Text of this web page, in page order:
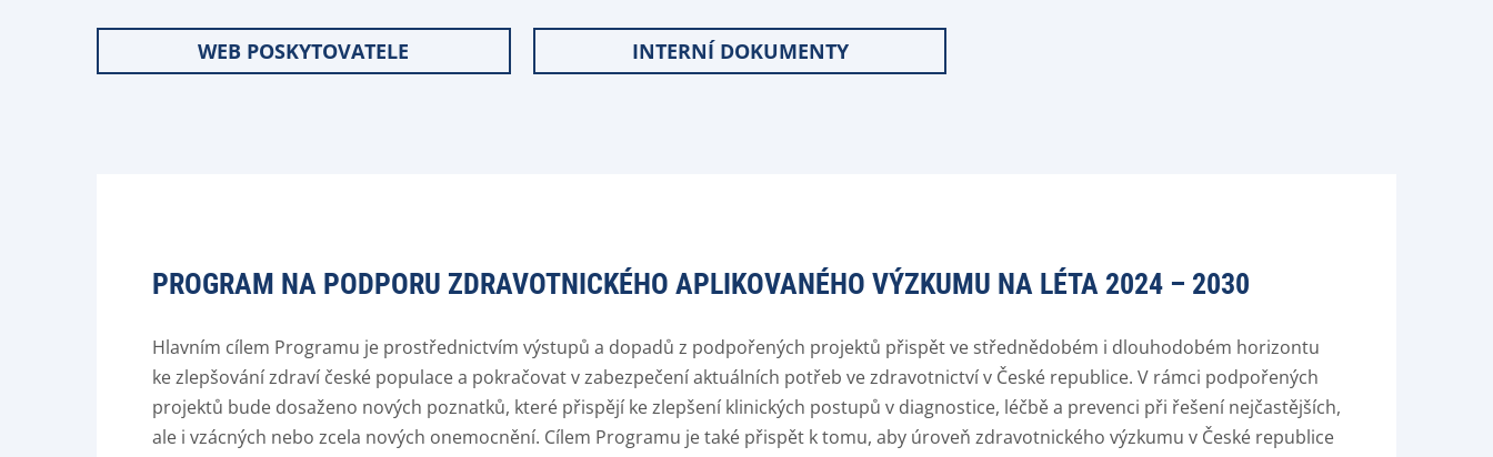
WEB POSKYTOVATELE INTERNÍ DOKUMENTY
PROGRAM NA PODPORU ZDRAVOTNICKÉHO APLIKOVANÉHO VÝZKUMU NA LÉTA 2024 – 2030
Hlavním cílem Programu je prostřednictvím výstupů a dopadů z podpořených projektů přispět ve střednědobém i dlouhodobém horizontu
ke zlepšování zdraví české populace a pokračovat v zabezpečení aktuálních potřeb ve zdravotnictví v České republice. V rámci podpořených
projektů bude dosaženo nových poznatků, které přispějí ke zlepšení klinických postupů v diagnostice, léčbě a prevenci při řešení nejčastějších,
ale i vzácných nebo zcela nových onemocnění. Cílem Programu je také přispět k tomu, aby úroveň zdravotnického výzkumu v České republice